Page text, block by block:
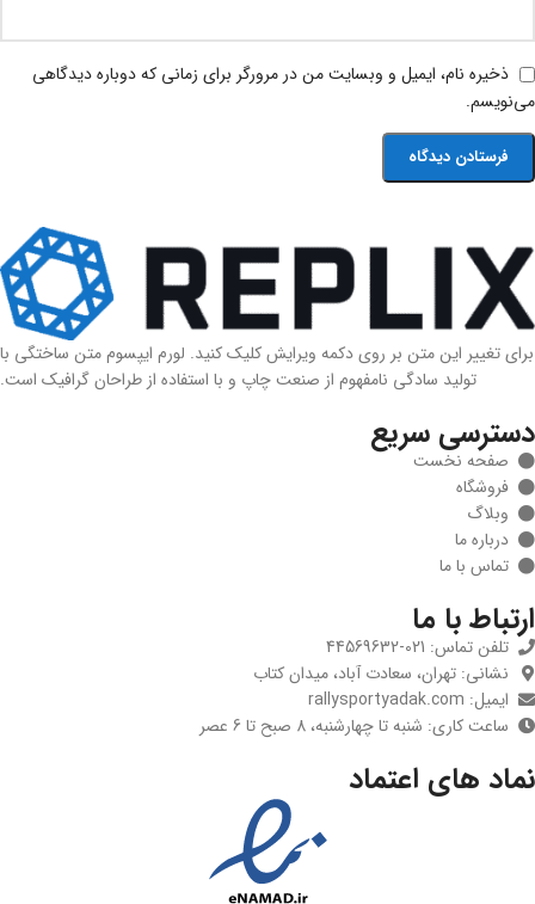
ذخیره نام، ایمیل و وبسایت من در مرورگر برای زمانی که دوباره دیدگاهی
می‌نویسم.
برای تغییر این متن بر روی دکمه ویرایش کلیک کنید. لورم ایپسوم متن ساختگی با
تولید سادگی نامفهوم از صنعت چاپ و با استفاده از طراحان گرافیک است.
دسترسی سریع
صفحه نخست
فروشگاه
وبلاگ
درباره ما
تماس با ما
ارتباط با ما
تلفن تماس: 021-44569632
نشانی: تهران، سعادت آباد، میدان کتاب
ایمیل: rallysportyadak.com
ساعت کاری: شنبه تا چهارشنبه، 8 صبح تا 6 عصر
نماد های اعتماد